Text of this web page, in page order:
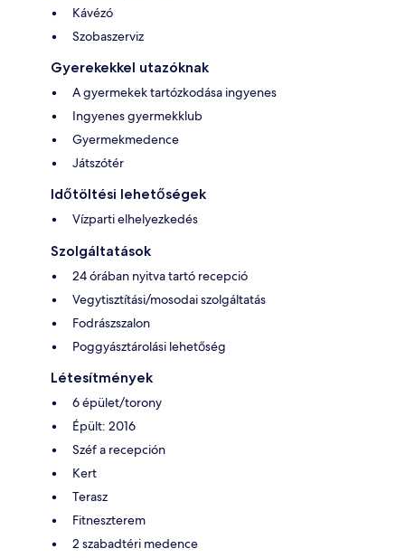
Kávézó
Szobaszerviz
Gyerekekkel utazóknak
A gyermekek tartózkodása ingyenes
Ingyenes gyermekklub
Gyermekmedence
Játszótér
Időtöltési lehetőségek
Vízparti elhelyezkedés
Szolgáltatások
24 órában nyitva tartó recepció
Vegytisztítási/mosodai szolgáltatás
Fodrászszalon
Poggyásztárolási lehetőség
Létesítmények
6 épület/torony
Épült: 2016
Széf a recepción
Kert
Terasz
Fitneszterem
2 szabadtéri medence